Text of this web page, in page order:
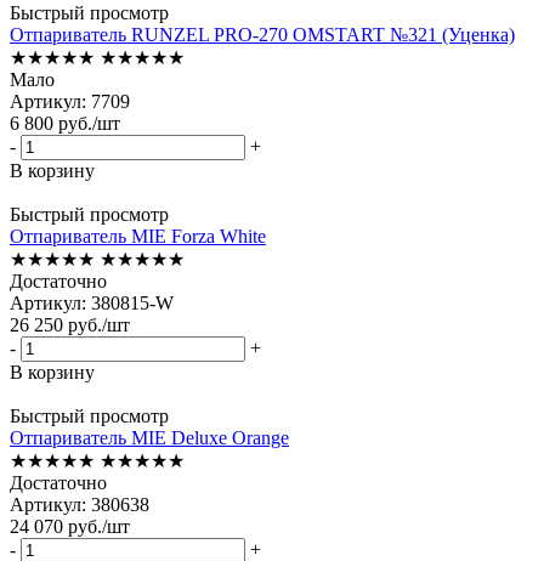
Быстрый просмотр
Отпариватель RUNZEL PRO-270 OMSTART №321 (Уценка)
★★★★★ ★★★★★
Мало
Артикул: 7709
6 800 руб./шт
-
+
В корзину
Быстрый просмотр
Отпариватель MIE Forza White
★★★★★ ★★★★★
Достаточно
Артикул: 380815-W
26 250 руб./шт
-
+
В корзину
Быстрый просмотр
Отпариватель MIE Deluxe Orange
★★★★★ ★★★★★
Достаточно
Артикул: 380638
24 070 руб./шт
-
+